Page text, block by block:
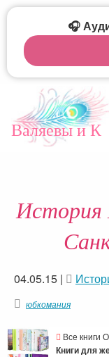
Валяевы и К
История
04.05.15 |
юбкомания
Все книги
Книги для
🎧